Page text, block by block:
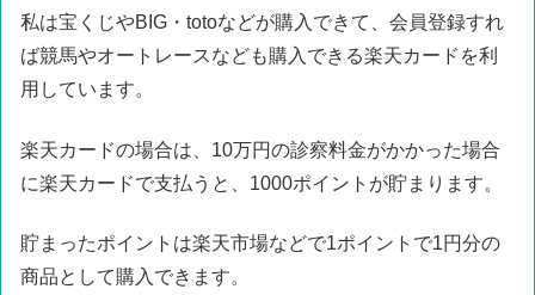
私は宝くじやBIG・totoなどが購入できて、会員登録すれ
ば競馬やオートレースなども購入できる楽天カードを利
用しています。
楽天カードの場合は、10万円の診察料金がかかった場合
に楽天カードで支払うと、1000ポイントが貯まります。
貯まったポイントは楽天市場などで1ポイントで1円分の
商品として購入できます。